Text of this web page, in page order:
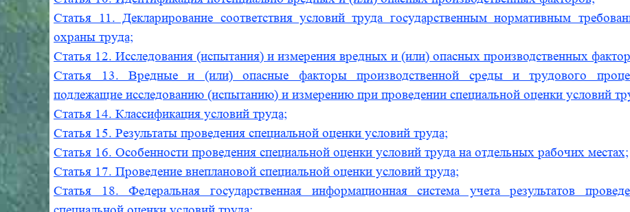
Статья 11. Декларирование соответствия условий труда государственным нормативным
охраны труда;
Статья 12. Исследования (испытания) и измерения вредных и (или) опасных производственных
Статья 13. Вредные и (или) опасные факторы производственной среды и трудового
подлежащие исследованию (испытанию) и измерению при проведении специальной оценки условий
Статья 14. Классификация условий труда;
Статья 15. Результаты проведения специальной оценки условий труда;
Статья 16. Особенности проведения специальной оценки условий труда на отдельных рабочих местах;
Статья 17. Проведение внеплановой специальной оценки условий труда;
Статья 18. Федеральная государственная информационная система учета результатов